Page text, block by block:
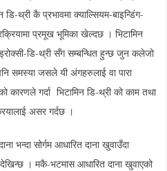
थ्री कै प्रभावमा क्याल्सियम-बाइन्डिंग-
प्रमूख भूमिका खेल्दछ । भिटामिन
डि-थ्री सँग सम्बन्धित हुन्छ जुन कलेजो
समस्या जसले यी अंगहरुलाई वा पारा
कारणले गर्दा भिटामिन डि-थ्री को काम तथा
असर गर्दछ ।
भन्दा सोर्गम आधारित दाना खुवाउँदा
। मकै-भटमास आधारित दाना खुवाएको